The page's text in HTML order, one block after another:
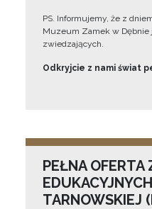
PS. Informujemy, że z
Muzeum Zamek w Dębnie
zwiedzających.
Odkryjcie z nami świat
PEŁNA OFERTA
TARNOWSKIEJ